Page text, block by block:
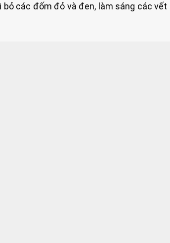
các đốm đỏ và đen, làm sáng các